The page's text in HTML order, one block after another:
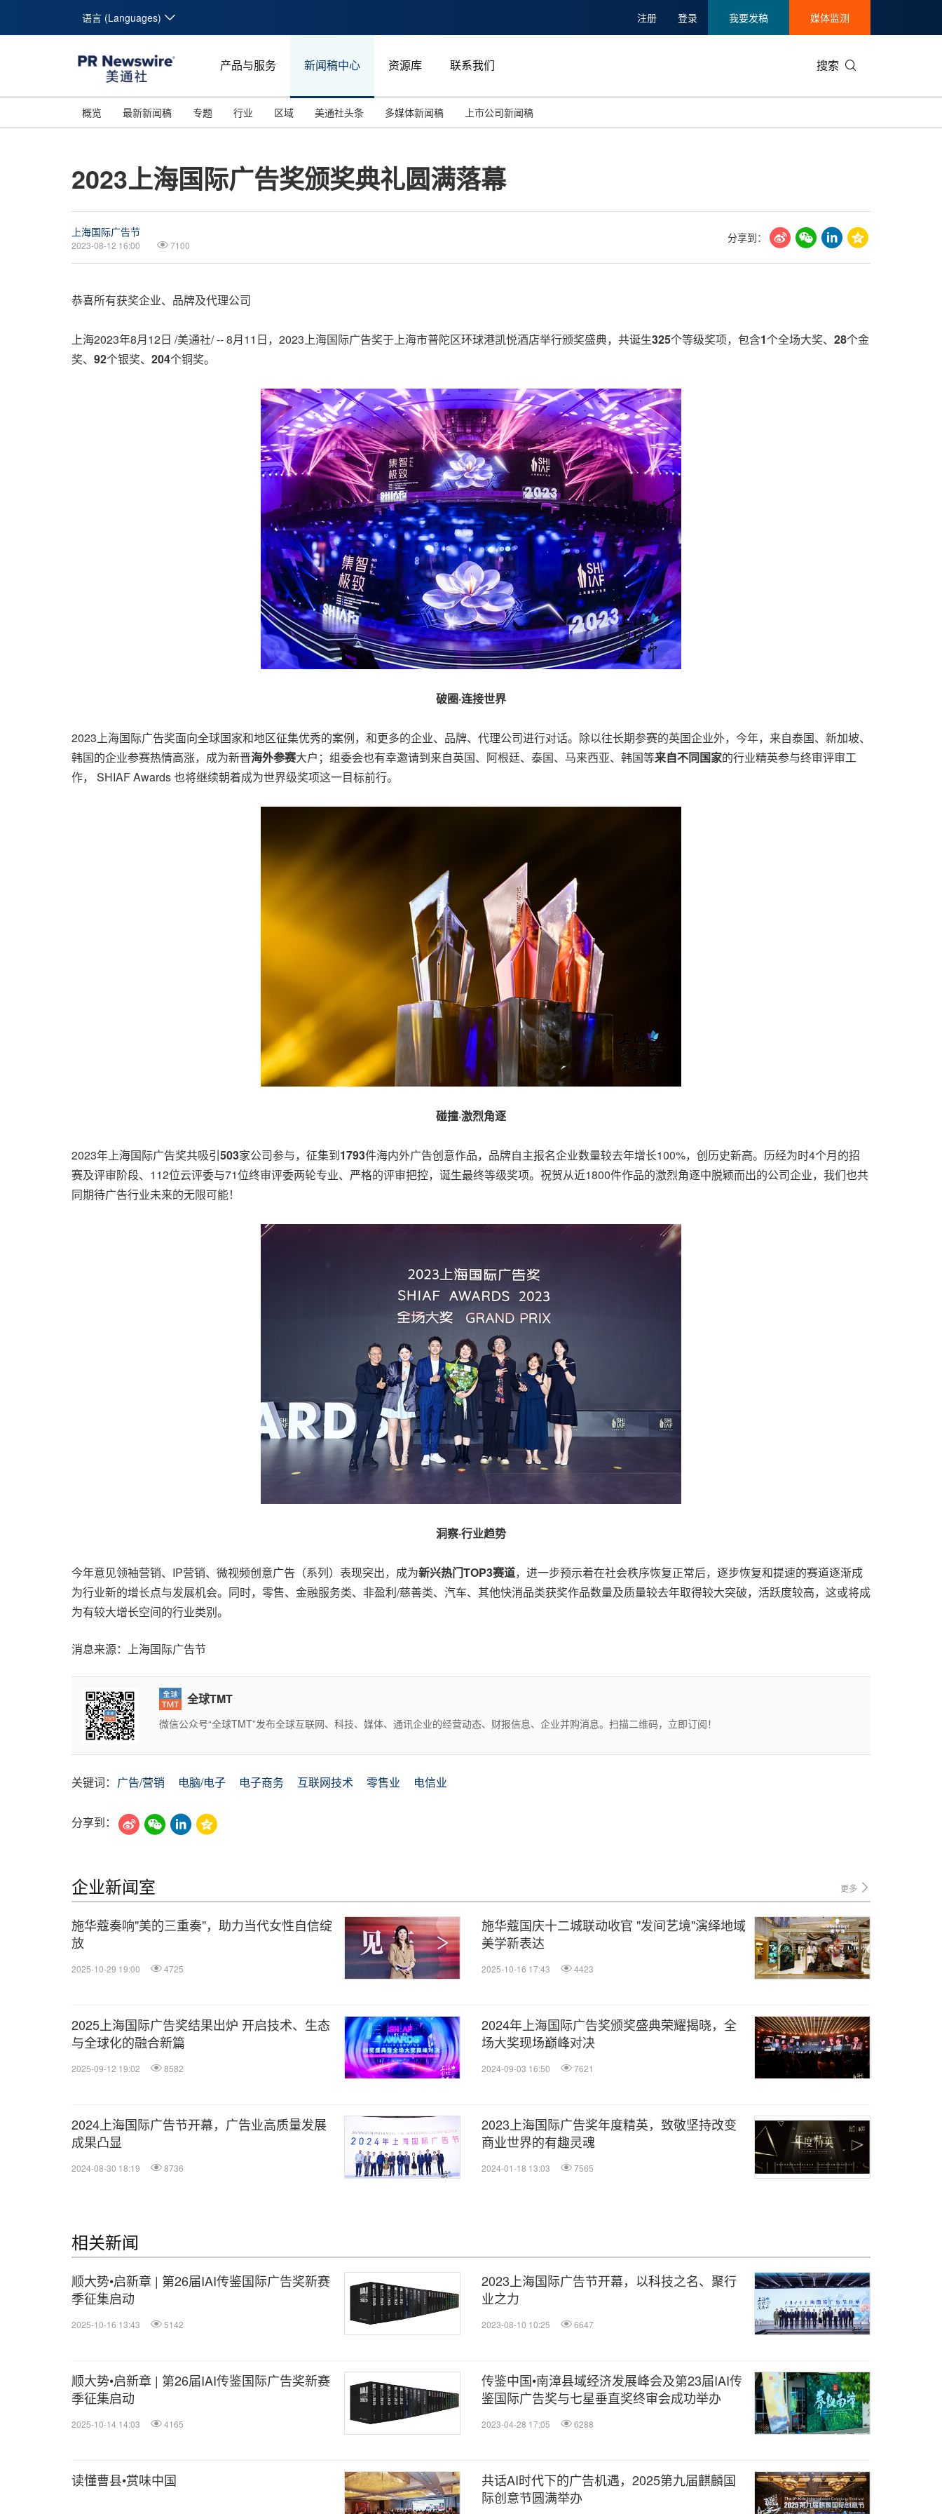
语言 (Languages) 注册 登录 我要发稿 媒体监测
产品与服务 新闻稿中心 资源库 联系我们 搜索
概览 最新新闻稿 专题
美国临床肿瘤学会(ASCO)
行业 区域 美通社头条 多媒体新闻稿 上市公司新闻稿
2023上海国际广告奖颁奖典礼圆满落幕
上海国际广告节
2023-08-12 16:00 7100
分享到：
恭喜所有获奖企业、品牌及代理公司
上海2023年8月12日 /美通社/ -- 8月11日，2023上海国际广告奖于上海市普陀区环球港凯悦酒店举行颁奖盛典，共诞生325个等级奖项，包含1个全场大奖、 28个金
奖、 92个银奖、 204个铜奖。
破圈·连接世界
2023上海国际广告奖面向全球国家和地区征集优秀的案例，和更多的企业、品牌、代理公司进行对话。除以往长期参赛的英国企业外，今年，来自泰国、新加坡、
韩国的企业参赛热情高涨，成为新晋海外参赛大户；组委会也有幸邀请到来自英国、阿根廷、泰国、马来西亚、韩国等来自不同国家的行业精英参与终审评审工
作， SHIAF Awards 也将继续朝着成为世界级奖项这一目标前行。
碰撞·激烈角逐
2023年上海国际广告奖共吸引503家公司参与，征集到1793件海内外广告创意作品，品牌自主报名企业数量较去年增长100%，创历史新高。历经为时4个月的招
赛及评审阶段、112位云评委与71位终审评委两轮专业、严格的评审把控，诞生最终等级奖项。祝贺从近1800件作品的激烈角逐中脱颖而出的公司企业，我们也共
同期待广告行业未来的无限可能！
洞察·行业趋势
今年意见领袖营销、IP营销、微视频创意广告（系列）表现突出，成为新兴热门TOP3赛道，进一步预示着在社会秩序恢复正常后，逐步恢复和提速的赛道逐渐成
为行业新的增长点与发展机会。同时，零售、金融服务类、非盈利/慈善类、汽车、其他快消品类获奖作品数量及质量较去年取得较大突破，活跃度较高，这或将成
为有较大增长空间的行业类别。
消息来源：上海国际广告节
全球TMT
微信公众号“全球TMT”发布全球互联网、科技、媒体、通讯企业的经营动态、财报信息、企业并购消息。扫描二维码，立即订阅！
关键词： 广告/营销 电脑/电子 电子商务 互联网技术 零售业 电信业
分享到：
企业新闻室 更多
施华蔻奏响"美的三重奏"，助力当代女性自信绽
放
2025-10-29 19:00 4725
施华蔻国庆十二城联动收官 "发间艺境"演绎地域
美学新表达
2025-10-16 17:43 4423
2025上海国际广告奖结果出炉 开启技术、生态
与全球化的融合新篇
2025-09-12 19:02 8582
2024年上海国际广告奖颁奖盛典荣耀揭晓，全
场大奖现场巅峰对决
2024-09-03 16:50 7621
2024上海国际广告节开幕，广告业高质量发展
成果凸显
2024-08-30 18:19 8736
2023上海国际广告奖年度精英，致敬坚持改变
商业世界的有趣灵魂
2024-01-18 13:03 7565
相关新闻
顺大势•启新章 | 第26届IAI传鉴国际广告奖新赛
季征集启动
2025-10-16 13:43 5142
2023上海国际广告节开幕，以科技之名、聚行
业之力
2023-08-10 10:25 6647
顺大势•启新章 | 第26届IAI传鉴国际广告奖新赛
季征集启动
2025-10-14 14:03 4165
传鉴中国•南漳县域经济发展峰会及第23届IAI传
鉴国际广告奖与七星垂直奖终审会成功举办
2023-04-28 17:05 6288
读懂曹县•赏味中国
共话AI时代下的广告机遇，2025第九届麒麟国
际创意节圆满举办